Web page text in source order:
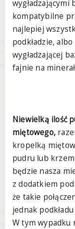
wygładzającymi
kompatybilne
najlepiej
podkładzie,
wygładzającej
fajnie na
Niewielką ilość
miętowego,
kropelką
pudru lub
będzie nasza
z dodatkiem
że takie
jednak
W tym